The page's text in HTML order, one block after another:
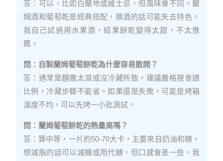
答：可以，比如白蘭地或威士忌，但風味會不同。蘭
姆酒和葡萄乾是經典搭配，換酒的話可能失去特色。
我自己試過用水果酒，結果餅乾變得太甜，不太推
薦。
問：自製蘭姆葡萄餅乾為什麼容易散開？
答：通常是麵團太濕或沒冷藏所致。建議嚴格按食譜
比例，冷藏步驟不能省。如果還是失敗，可能是烤箱
溫度不均，可以先烤一小批測試。
問：蘭姆葡萄餅乾的熱量高嗎？
答：算中等，一片約50-70大卡，主要來自奶油和糖。
想減脂的話可以減糖或用代糖，但口感會差一些。我